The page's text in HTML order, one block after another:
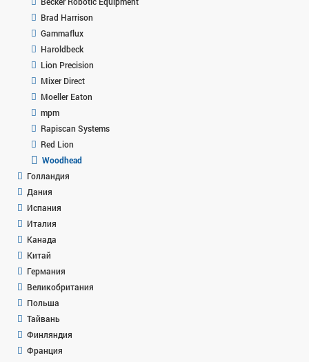
Brad Harrison
Gammaflux
Haroldbeck
Lion Precision
Mixer Direct
Moeller Eaton
mpm
Rapiscan Systems
Red Lion
Woodhead
Голландия
Дания
Испания
Италия
Канада
Китай
Германия
Великобритания
Польша
Тайвань
Финляндия
Франция